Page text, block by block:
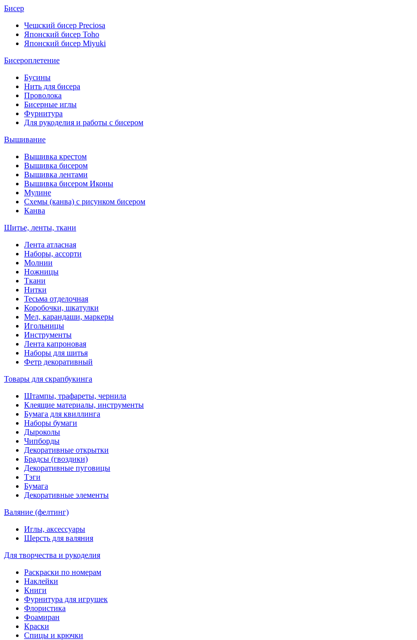
Бисер
Чешский бисер Preciosa
Японский бисер Toho
Японский бисер Miyuki
Бисероплетение
Бусины
Нить для бисера
Проволока
Бисерные иглы
Фурнитура
Для рукоделия и работы с бисером
Вышивание
Вышивка крестом
Вышивка бисером
Вышивка лентами
Вышивка бисером Иконы
Мулине
Схемы (канва) с рисунком бисером
Канва
Шитье, ленты, ткани
Лента атласная
Наборы, ассорти
Молнии
Ножницы
Ткани
Нитки
Тесьма отделочная
Коробочки, шкатулки
Мел, карандаши, маркеры
Игольницы
Инструменты
Лента капроновая
Наборы для шитья
Фетр декоративный
Товары для скрапбукинга
Штампы, трафареты, чернила
Клеящие материалы, инструменты
Бумага для квиллинга
Наборы бумаги
Дыроколы
Чипборды
Декоративные открытки
Брадсы (гвоздики)
Декоративные пуговицы
Тэги
Бумага
Декоративные элементы
Валяние (фелтинг)
Иглы, аксессуары
Шерсть для валяния
Для творчества и рукоделия
Раскраски по номерам
Наклейки
Книги
Фурнитура для игрушек
Флористика
Фоамиран
Краски
Спицы и крючки